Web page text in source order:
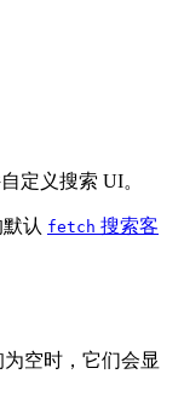
定义搜索 UI。
认 fetch 搜索客
空时，它们会显